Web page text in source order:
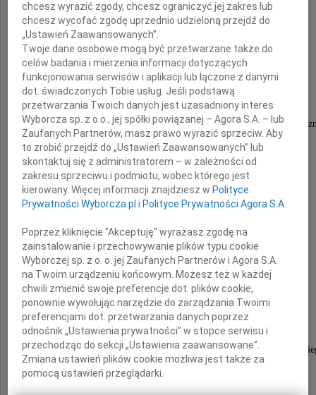
Pani
prof. dr hab.
Krystynie Kłosińskiej
Nauczycielowi akademickiemu Wydziału
Uniwersytetu Śląskiego w Katowicach
oraz
prof. zw. dr. hab.
Krzysztofowi Kłosińskiemu
Dyrektorowi Instytutu
Nauk o Literaturze Polskiej im. Ireneusza
chcesz wyrazić zgody, chcesz ograniczyć jej zakres lub
chcesz wycofać zgodę uprzednio udzieloną przejdź do
„Ustawień Zaawansowanych”.
Twoje dane osobowe mogą być przetwarzane także do
celów badania i mierzenia informacji dotyczących
funkcjonowania serwisów i aplikacji lub łączone z danymi
dot. świadczonych Tobie usług. Jeśli podstawą
przetwarzania Twoich danych jest uzasadniony interes
Wyborcza sp. z o.o., jej spółki powiązanej – Agora S.A. – lub
Zaufanych Partnerów, masz prawo wyrazić sprzeciw. Aby
to zrobić przejdź do „Ustawień Zaawansowanych” lub
skontaktuj się z administratorem – w zależności od
zakresu sprzeciwu i podmiotu, wobec którego jest
kierowany. Więcej informacji znajdziesz w Polityce
Prywatności Wyborcza.pl i Polityce Prywatności Agora S.A.
Poprzez kliknięcie "Akceptuję" wyrażasz zgodę na
zainstalowanie i przechowywanie plików typu cookie
Wyborczej sp. z o. o. jej Zaufanych Partnerów i Agora S.A.
na Twoim urządzeniu końcowym. Możesz też w każdej
chwili zmienić swoje preferencje dot. plików cookie,
ponownie wywołując narzędzie do zarządzania Twoimi
preferencjami dot. przetwarzania danych poprzez
odnośnik „Ustawienia prywatności” w stopce serwisu i
przechodząc do sekcji „Ustawienia zaawansowane”.
Zmiana ustawień plików cookie możliwa jest także za
pomocą ustawień przeglądarki.